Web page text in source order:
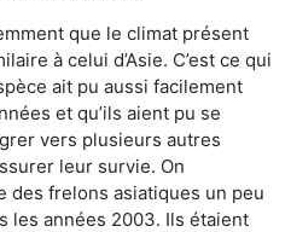
que le climat présent
à celui d’Asie. C’est ce qui
ait pu aussi facilement
et qu’ils aient pu se
vers plusieurs autres
leur survie. On
des frelons asiatiques un peu
les années 2003. Ils étaient